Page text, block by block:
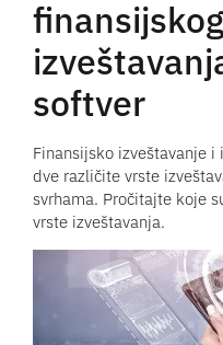
softver
Finansijsko izveštavanje i
dve različite vrste
svrhama. Pročitajte koje
vrste izveštavanja.